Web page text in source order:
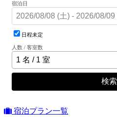
宿泊日
日程未定
人数 / 客室数
検索
宿泊プラン一覧